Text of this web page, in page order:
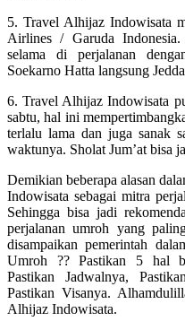
5. Travel Alhijaz Indowisata
Airlines / Garuda
selama di perjalanan
Soekarno Hatta langsung
6. Travel Alhijaz Indowisata
sabtu, hal ini
terlalu lama dan juga sanak
waktunya. Sholat Jum’at bisa
Demikian beberapa alasan
Indowisata sebagai mitra
Sehingga bisa jadi
perjalanan umroh yang
disampaikan pemerintah
Umroh ?? Pastikan 5 hal
Pastikan Jadwalnya,
Pastikan Visanya.
Alhijaz Indowisata.